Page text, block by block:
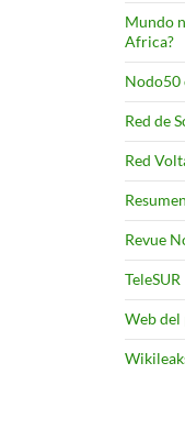
Mundo
Africa?
Nodo50
Red de
Red
Revue
TeleSUR
Web del